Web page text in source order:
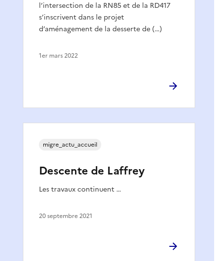
l’intersection de la RN85 et de la RD417
s’inscrivent dans le projet
d’aménagement de la desserte de (…)
1er mars 2022
Descente de Laffrey
Les travaux continuent …
migre_actu_accueil
20 septembre 2021